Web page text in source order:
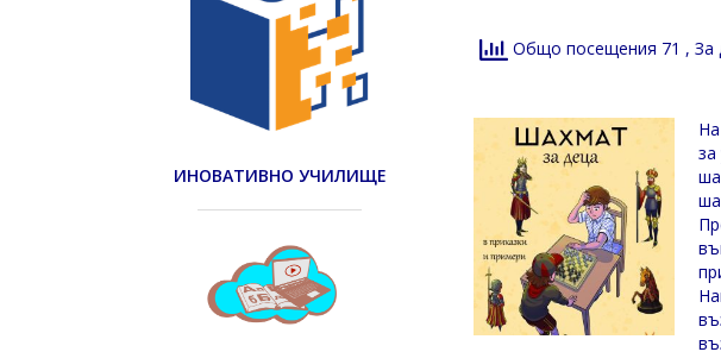
Общо посещения 71 , За
ИНОВАТИВНО УЧИЛИЩЕ